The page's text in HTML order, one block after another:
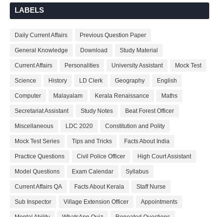
LABELS
Daily Current Affairs Previous Question Paper
General Knowledge Download Study Material
Current Affairs Personalities University Assistant Mock Test
Science History LD Clerk Geography English
Computer Malayalam Kerala Renaissance Maths
Secretariat Assistant Study Notes Beat Forest Officer
Miscellaneous LDC 2020 Constitution and Polity
Mock Test Series Tips and Tricks Facts About India
Practice Questions Civil Police Officer High Court Assistant
Model Questions Exam Calendar Syllabus
Current Affairs QA Facts About Kerala Staff Nurse
Sub Inspector Village Extension Officer Appointments